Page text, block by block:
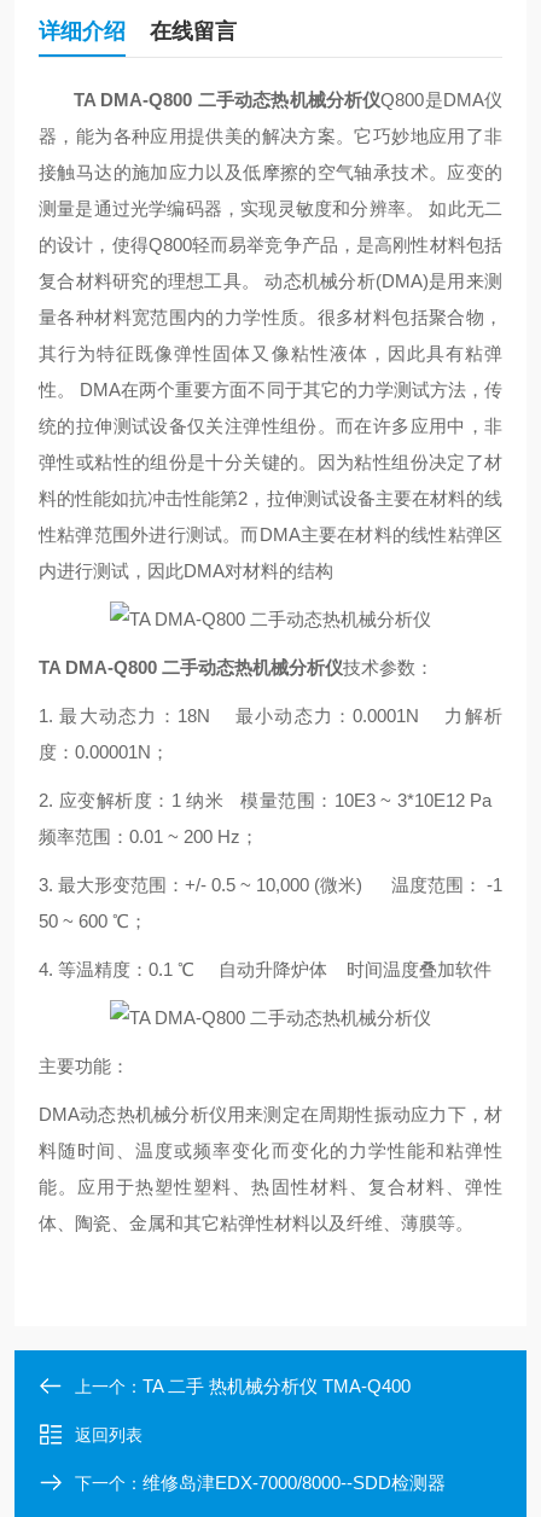
详细介绍 在线留言
TA DMA-Q800 二手动态热机械分析仪Q800是DMA仪
器，能为各种应用提供美的解决方案。它巧妙地应用了非
接触马达的施加应力以及低摩擦的空气轴承技术。应变的
测量是通过光学编码器，实现灵敏度和分辨率。 如此无二
的设计，使得Q800轻而易举竞争产品，是高刚性材料包括
复合材料研究的理想工具。 动态机械分析(DMA)是用来测
量各种材料宽范围内的力学性质。很多材料包括聚合物，
其行为特征既像弹性固体又像粘性液体，因此具有粘弹
性。 DMA在两个重要方面不同于其它的力学测试方法，传
统的拉伸测试设备仅关注弹性组份。而在许多应用中，非
弹性或粘性的组份是十分关键的。因为粘性组份决定了材
料的性能如抗冲击性能第2，拉伸测试设备主要在材料的线
性粘弹范围外进行测试。而DMA主要在材料的线性粘弹区
内进行测试，因此DMA对材料的结构
TA DMA-Q800 二手动态热机械分析仪技术参数：
1. 最大动态力：18N 最小动态力：0.0001N 力解析
度：0.00001N；
2. 应变解析度：1 纳米 模量范围：10E3 ~ 3*10E12 Pa
频率范围：0.01 ~ 200 Hz；
3. 最大形变范围：+/- 0.5 ~ 10,000 (微米) 温度范围： -1
50 ~ 600 ℃；
4. 等温精度：0.1 ℃ 自动升降炉体 时间温度叠加软件
主要功能：
DMA动态热机械分析仪用来测定在周期性振动应力下，材
料随时间、温度或频率变化而变化的力学性能和粘弹性
能。应用于热塑性塑料、热固性材料、复合材料、弹性
体、陶瓷、金属和其它粘弹性材料以及纤维、薄膜等。
上一个： TA 二手 热机械分析仪 TMA-Q400
返回列表
下一个： 维修岛津EDX-7000/8000--SDD检测器